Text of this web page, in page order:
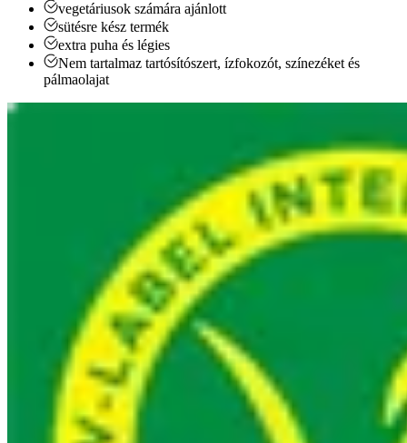
vegetáriusok számára ajánlott
sütésre kész termék
extra puha és légies
Nem tartalmaz tartósítószert, ízfokozót, színezéket és
pálmaolajat